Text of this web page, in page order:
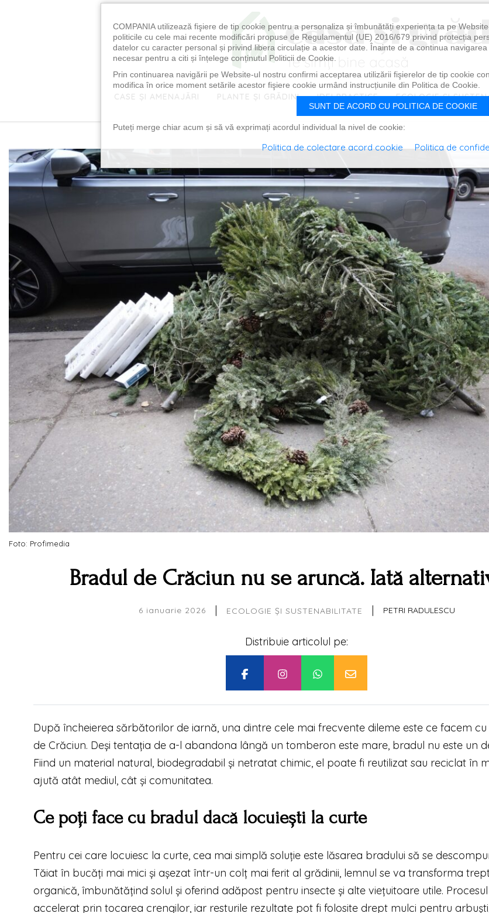
CASE ȘI AMENAJĂRI PLANTE ȘI GRĂDINI IDEI PRACTICE ECOLOGIE ȘI
Foto: Profimedia
Bradul de Crăciun nu se aruncă. Iată
6 ianuarie 2026 | ECOLOGIE ȘI SUSTENABILITATE | PETRI RADULESCU
Distribuie articolul pe:
După încheierea sărbătorilor de iarnă, una dintre cele mai frecvente dileme este ce facem
de Crăciun. Deși tentația de a-l abandona lângă un tomberon este mare, bradul nu este un
Fiind un material natural, biodegradabil și netratat chimic, el poate fi reutilizat sau reciclat în
ajută atât mediul, cât și comunitatea.
Ce poți face cu bradul dacă locuiești la curte
Pentru cei care locuiesc la curte, cea mai simplă soluție este lăsarea bradului să se
Tăiat în bucăți mai mici și așezat într-un colț mai ferit al grădinii, lemnul se va transforma
organică, îmbunătățind solul și oferind adăpost pentru insecte și alte viețuitoare utile.
accelerat prin tocarea crengilor, iar resturile rezultate pot fi folosite drept mulci pentru
COMPANIA utilizează fişiere de tip cookie pentru a personaliza și îmbunătăți experiența ta pe
politicile cu cele mai recente modificări propuse de Regulamentul (UE) 2016/679 privind protecția
datelor cu caracter personal și privind libera circulație a acestor date. Înainte de a continua
necesar pentru a citi și înțelege conținutul Politicii de Cookie.
Prin continuarea navigării pe Website-ul nostru confirmi acceptarea utilizării fişierelor de tip cookie
modifica în orice moment setările acestor fişiere cookie urmând instrucțiunile din Politica de Cookie.
SUNT DE ACORD CU POLITICA DE COOKIE
Puteți merge chiar acum și să vă exprimați acordul individual la nivel de cookie:
Politica de colectare acord cookie Politica de